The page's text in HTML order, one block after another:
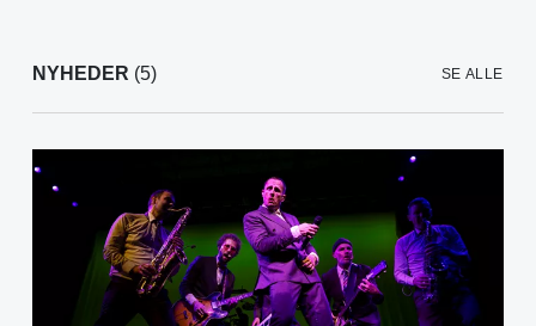
NYHEDER (5) SE ALLE